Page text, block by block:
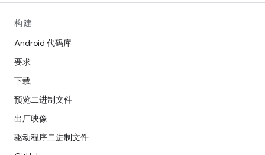
构建
Android 代码库
要求
下载
预览二进制文件
出厂映像
驱动程序二进制文件